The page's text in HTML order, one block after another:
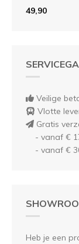
49,90
Veilige
Vlotte
Gratis
- vanaf €
- vanaf €
Heb je een